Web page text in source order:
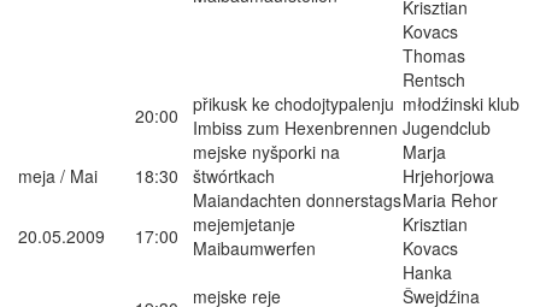
Krisztian
Kovacs
Thomas
Rentsch
20:00
přikusk ke chodojtypalenju
Imbiss zum Hexenbrennen
młodźinski klub
Jugendclub
meja / Mai
18:30
mejske nyšporki na
štwórtkach
Maiandachten donnerstags
Marja
Hrjehorjowa
Maria Rehor
20.05.2009
17:00
mejemjetanje
Maibaumwerfen
Krisztian
Kovacs
mejske reje
Hanka
Šwejdźina